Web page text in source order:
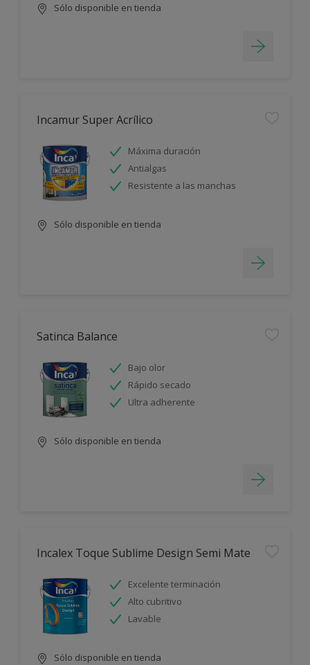
Sólo disponible en tienda
Incamur Super Acrílico
Máxima duración
Antialgas
Resistente a las manchas
Sólo disponible en tienda
Satinca Balance
Bajo olor
Rápido secado
Ultra adherente
Sólo disponible en tienda
Incalex Toque Sublime Design Semi Mate
Excelente terminación
Alto cubritivo
Lavable
Sólo disponible en tienda